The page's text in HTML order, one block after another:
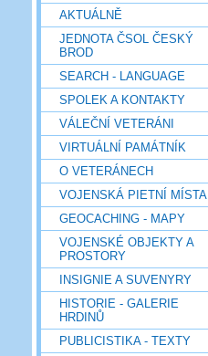
AKTUÁLNĚ
JEDNOTA ČSOL ČESKÝ
BROD
SEARCH - LANGUAGE
SPOLEK A KONTAKTY
VÁLEČNÍ VETERÁNI
VIRTUÁLNÍ PAMÁTNÍK
O VETERÁNECH
VOJENSKÁ PIETNÍ MÍSTA
GEOCACHING - MAPY
VOJENSKÉ OBJEKTY A
PROSTORY
INSIGNIE A SUVENYRY
HISTORIE - GALERIE
HRDINŮ
PUBLICISTIKA - TEXTY